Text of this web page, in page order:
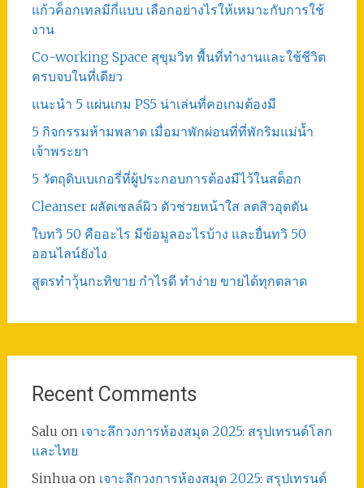
แก้วค็อกเทลมีกี่แบบ เลือกอย่างไรให้เหมาะกับการใช้
งาน
Co-working Space สุขุมวิท พื้นที่ทำงานและใช้ชีวิต
ครบจบในที่เดียว
แนะนำ 5 แผ่นเกม PS5 น่าเล่นที่คอเกมต้องมี
5 กิจกรรมห้ามพลาด เมื่อมาพักผ่อนที่ที่พักริมแม่น้ำ
เจ้าพระยา
5 วัตถุดิบเบเกอรี่ที่ผู้ประกอบการต้องมีไว้ในสต็อก
Cleanser ผลัดเซลล์ผิว ตัวช่วยหน้าใส ลดสิวอุดตัน
ใบทวิ 50 คืออะไร มีข้อมูลอะไรบ้าง และยื่นทวิ 50
ออนไลน์ยังไง
สูตรทําวุ้นกะทิขาย กำไรดี ทำง่าย ขายได้ทุกตลาด
Recent Comments
Salu on เจาะลึกวงการห้องสมุด 2025: สรุปเทรนด์โลก
และไทย
Sinhuaon เจาะลึกวงการห้องสมุด 2025: สรุปเทรนด์